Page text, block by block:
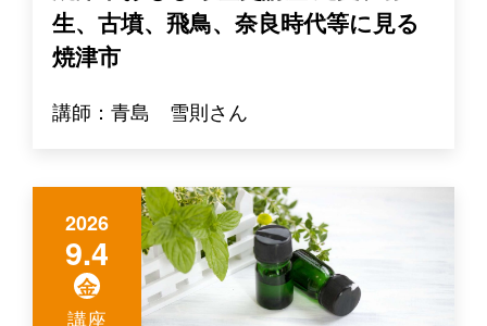
生、古墳、飛鳥、奈良時代等に見る
焼津市
講師：青島 雪則さん
2026
9.4
金
講座